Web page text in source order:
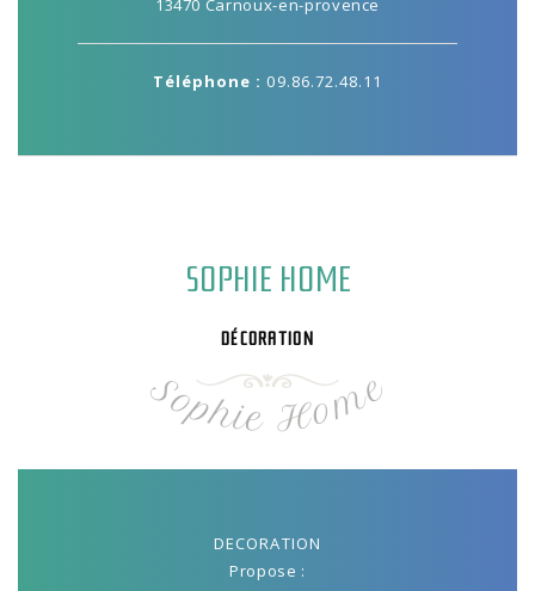
Téléphone : 09.86.72.48.11
SOPHIE HOME
DÉCORATION
DECORATION
Propose :